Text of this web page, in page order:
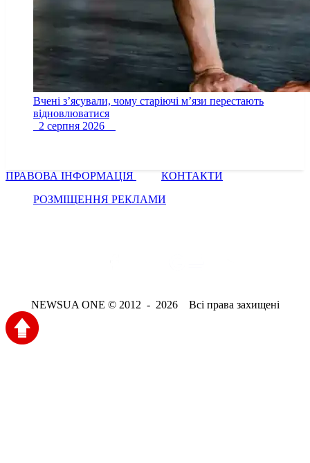
Вчені з’ясували, чому старіючі м’язи перестають
відновлюватися
2 серпня 2026
ПРАВОВА ІНФОРМАЦІЯ
КОНТАКТИ
РОЗМІЩЕННЯ РЕКЛАМИ
NEWSUA ONE © 2012 - 2026 Всі права захищені